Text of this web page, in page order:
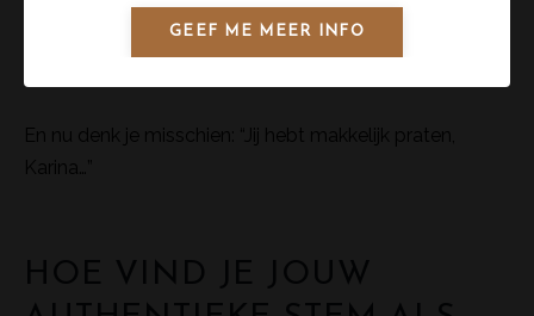
En nu denk je misschien: “Jij hebt makkelijk praten,
Karina…”
GEEF ME MEER INFO